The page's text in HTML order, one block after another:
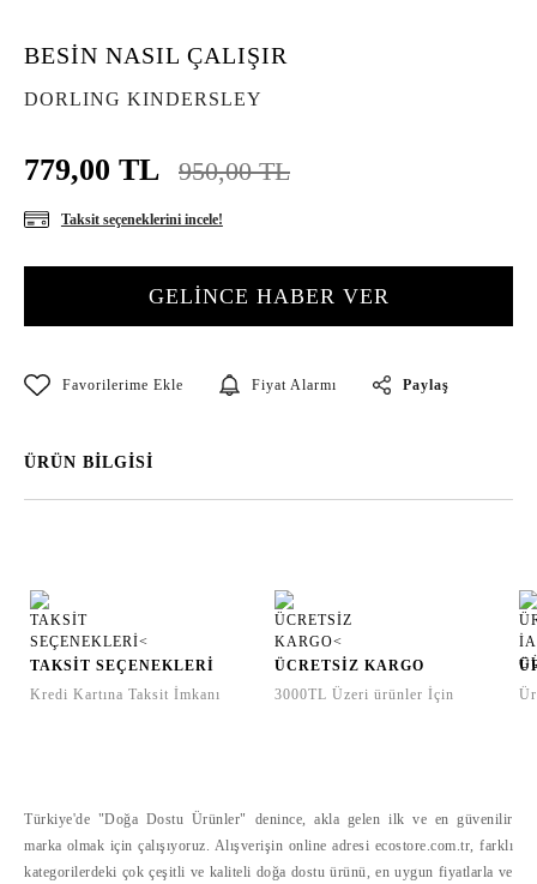
BESİN NASIL ÇALIŞIR
DORLING KINDERSLEY
779,00 TL 950,00 TL
Taksit seçeneklerini incele!
GELİNCE HABER VER
Fiyat Alarmı Paylaş
ÜRÜN BİLGİSİ
TAKSİT SEÇENEKLERİ
Kredi Kartına Taksit İmkanı
ÜCRETSİZ KARGO
3000TL Üzeri ürünler İçin
Türkiye'de "Doğa Dostu Ürünler" denince, akla gelen ilk ve en güvenilir
marka olmak için çalışıyoruz. Alışverişin online adresi ecostore.com.tr, farklı
kategorilerdeki çok çeşitli ve kaliteli doğa dostu ürünü, en uygun fiyatlarla ve